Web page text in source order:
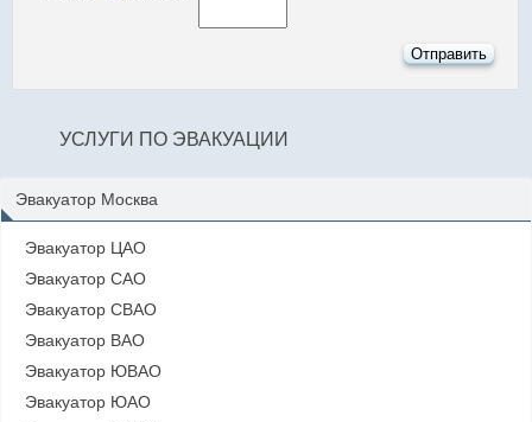
УСЛУГИ ПО ЭВАКУАЦИИ
Эвакуатор Москва
Эвакуатор ЦАО
Эвакуатор САО
Эвакуатор СВАО
Эвакуатор ВАО
Эвакуатор ЮВАО
Эвакуатор ЮАО